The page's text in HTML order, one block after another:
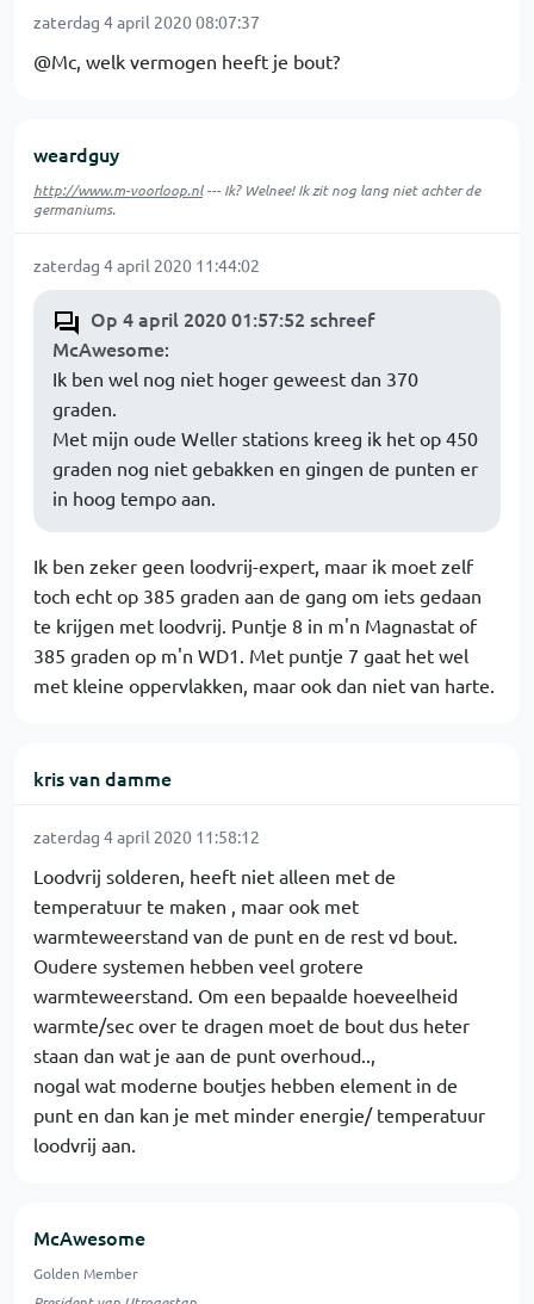
zaterdag 4 april 2020 08:07:37
@Mc, welk vermogen heeft je bout?
weardguy
http://www.m-voorloop.nl--- Ik? Welnee! Ik zit nog lang niet achter de
germaniums.
zaterdag 4 april 2020 11:44:02
Op 4 april 2020 01:57:52 schreef
McAwesome:
Ik ben wel nog niet hoger geweest dan 370
graden.
Met mijn oude Weller stations kreeg ik het op 450
graden nog niet gebakken en gingen de punten er
in hoog tempo aan.
Ik ben zeker geen loodvrij-expert, maar ik moet zelf
toch echt op 385 graden aan de gang om iets gedaan
te krijgen met loodvrij. Puntje 8 in m'n Magnastat of
385 graden op m'n WD1. Met puntje 7 gaat het wel
met kleine oppervlakken, maar ook dan niet van harte.
kris van damme
zaterdag 4 april 2020 11:58:12
Loodvrij solderen, heeft niet alleen met de
temperatuur te maken , maar ook met
warmteweerstand van de punt en de rest vd bout.
Oudere systemen hebben veel grotere
warmteweerstand. Om een bepaalde hoeveelheid
warmte/sec over te dragen moet de bout dus heter
staan dan wat je aan de punt overhoud..,
nogal wat moderne boutjes hebben element in de
punt en dan kan je met minder energie/ temperatuur
loodvrij aan.
McAwesome
Golden Member